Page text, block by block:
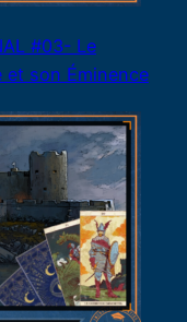
#03- Le
et son Éminence